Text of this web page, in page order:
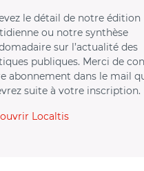
le détail de notre édition
ou notre synthèse
sur l’actualité des
publiques. Merci de
abonnement dans le mail
suite à votre inscription.
Localtis